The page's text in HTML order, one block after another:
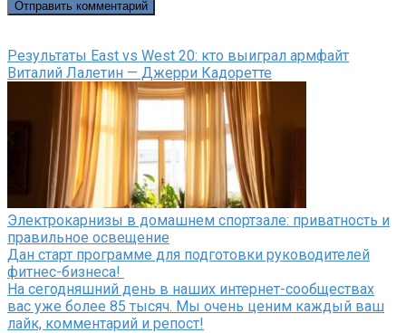
Результаты East vs West 20: кто выиграл армфайт
Виталий Лалетин — Джерри Кадоретте
Электрокарнизы в домашнем спортзале: приватность и
правильное освещение
Дан старт программе для подготовки руководителей
фитнес-бизнеса!
На сегодняшний день в наших интернет-сообществах
вас уже более 85 тысяч. Мы очень ценим каждый ваш
лайк, комментарий и репост!